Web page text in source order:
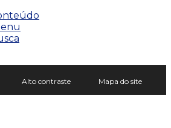
Alto contraste Mapa do site